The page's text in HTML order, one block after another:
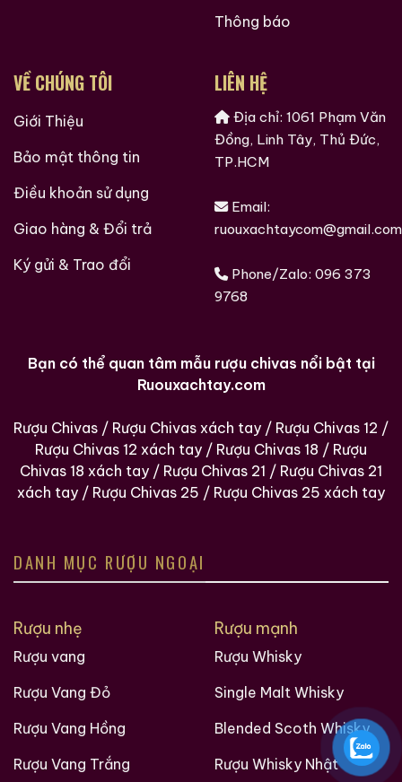
sau 100 năm. Đây cũng là nhà máy chưng cất rượu
whisky nhỏ nhất Nhật Bản. Được bao quanh bởi cảnh
chiếm 8 mét vuông. Nhà máy sử dụng máy chưng cất
chưng cất rượu whisky có hương vị mạch nha đậm đà.
Giới Thiệu Một Số Mẫu Rượu Trung Quốc
Rượu Thuốc Chí Bảo
Tam Dương
500ml / 40%
Zalo Hotline
Rượu Mao Đài Quý
Châu Ngũ Sao – Cáp
Họa Hữu Nghị 2021
500ml / 53%
Zalo Hotline
Giới Thiệu Một Số Mẫu Rượu Whisky
Thông báo
VỀ CHÚNG TÔI
Giới Thiệu
Bảo mật thông tin
Điều khoản sử dụng
Giao hàng & Đổi trả
Ký gửi & Trao đổi
LIÊN HỆ
Địa chỉ: 1061 Phạm Văn
Đồng, Linh Tây, Thủ Đức,
TP.HCM
Email:
ruouxachtaycom@gmail.com
Phone/Zalo: 096 373
9768
Bạn có thể quan tâm mẫu rượu chivas nổi bật tại
Ruouxachtay.com
Rượu Chivas / Rượu Chivas xách tay / Rượu Chivas 12 /
Rượu Chivas 12 xách tay / Rượu Chivas 18 / Rượu
Chivas 18 xách tay / Rượu Chivas 21 / Rượu Chivas 21
xách tay / Rượu Chivas 25 / Rượu Chivas 25 xách tay
DANH MỤC RƯỢU NGOẠI
Rượu nhẹ
Rượu vang
Rượu Vang Đỏ
Rượu Vang Hồng
Rượu Vang Trắng
Rượu mạnh
Rượu Whisky
Single Malt Whisky
Blended Scoth Whisky
Rượu Whisky Nhật